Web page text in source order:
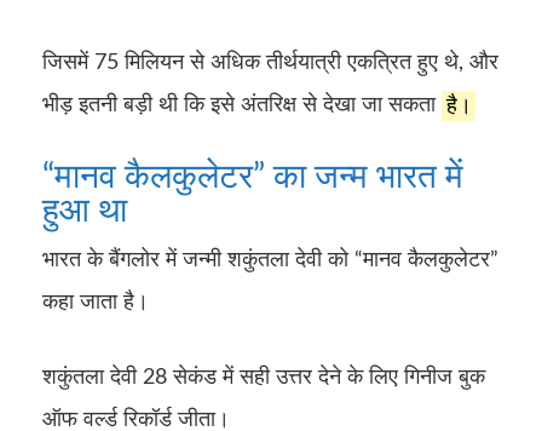
जिसमें 75 मिलियन से अधिक तीर्थयात्री एकत्रित हुए थे, और
भीड़ इतनी बड़ी थी कि इसे अंतरिक्ष से देखा जा सकता है।
“मानव कैलकुलेटर” का जन्म भारत में
हुआ था
भारत के बैंगलोर में जन्मी शकुंतला देवी को “मानव कैलकुलेटर”
कहा जाता है।
शकुंतला देवी 28 सेकंड में सही उत्तर देने के लिए गिनीज बुक
ऑफ वर्ल्ड रिकॉर्ड जीता।